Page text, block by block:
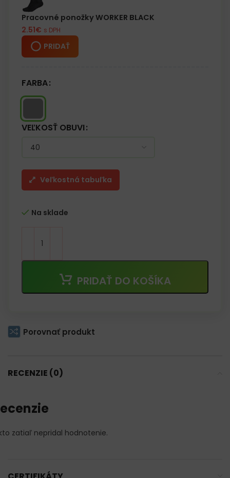
Pracovné ponožky WORKER BLACK
2.51€ s DPH
PRIDAŤ
FARBA
VEĽKOSŤ OBUVI
Veľkostná tabuľka
Na sklade
PRIDAŤ DO KOŠÍKA
Porovnať produkt
RECENZIE (0)
zatiaľ nepridal hodnotenie.